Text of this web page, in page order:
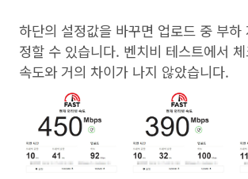
하단의 설정값을 바꾸면 업로드 중 부하
정할 수 있습니다. 벤치비 테스트에서
속도와 거의 차이가 나지 않았습니다.